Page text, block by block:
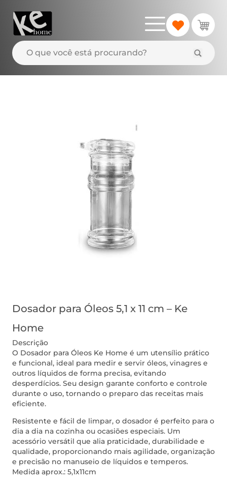
Dosador para Óleos 5,1 x 11 cm – Ke
Home
Descrição
O Dosador para Óleos Ke Home é um utensílio prático
e funcional, ideal para medir e servir óleos, vinagres e
outros líquidos de forma precisa, evitando
desperdícios. Seu design garante conforto e controle
durante o uso, tornando o preparo das receitas mais
eficiente.
Resistente e fácil de limpar, o dosador é perfeito para o
dia a dia na cozinha ou ocasiões especiais. Um
acessório versátil que alia praticidade, durabilidade e
qualidade, proporcionando mais agilidade, organização
e precisão no manuseio de líquidos e temperos.
Medida aprox.: 5,1x11cm